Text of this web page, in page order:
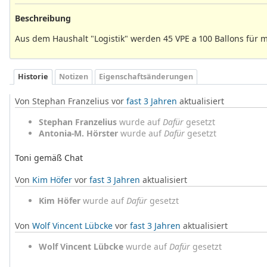
Beschreibung
Aus dem Haushalt "Logistik" werden 45 VPE a 100 Ballons für
Historie Notizen Eigenschaftsänderungen
Von Stephan Franzelius vor fast 3 Jahren aktualisiert
Stephan Franzelius wurde aufDafür gesetzt
Antonia-M. Hörster wurde aufDafür gesetzt
Toni gemäß Chat
Von Kim Höfer vor fast 3 Jahren aktualisiert
Kim Höfer wurde aufDafür gesetzt
Von Wolf Vincent Lübcke vor fast 3 Jahren aktualisiert
Wolf Vincent Lübcke wurde aufDafür gesetzt